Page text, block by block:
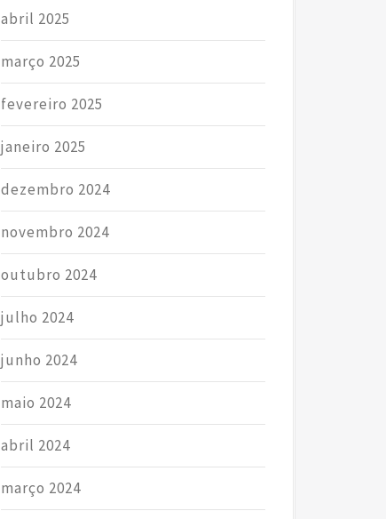
abril 2025
março 2025
fevereiro 2025
janeiro 2025
dezembro 2024
novembro 2024
outubro 2024
julho 2024
junho 2024
maio 2024
abril 2024
março 2024